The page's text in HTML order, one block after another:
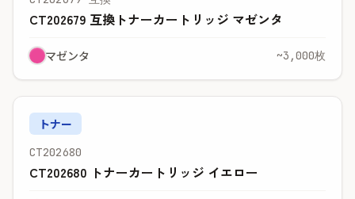
CT202679 互換トナーカートリッジ マゼンタ
マゼンタ ~3,000枚
トナー
CT202680
CT202680 トナーカートリッジ イエロー